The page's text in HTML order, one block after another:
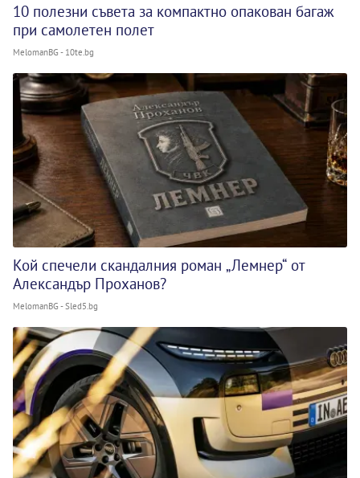
10 полезни съвета за компактно опакован багаж
при самолетен полет
MelomanBG - 10te.bg
Кой спечели скандалния роман „Лемнер“ от
Александър Проханов?
MelomanBG - Sled5.bg